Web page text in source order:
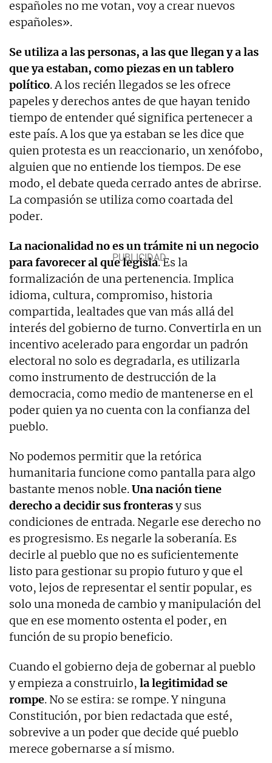
españoles no me votan, voy a crear nuevos
españoles».
Se utiliza a las personas, a las que llegan y a las
que ya estaban, como piezas en un tablero
político. A los recién llegados se les ofrece
papeles y derechos antes de que hayan tenido
tiempo de entender qué significa pertenecer a
este país. A los que ya estaban se les dice que
quien protesta es un reaccionario, un xenófobo,
alguien que no entiende los tiempos. De ese
modo, el debate queda cerrado antes de abrirse.
La compasión se utiliza como coartada del
poder.
La nacionalidad no es un trámite ni un negocio
para favorecer al que legisla. Es la
formalización de una pertenencia. Implica
idioma, cultura, compromiso, historia
compartida, lealtades que van más allá del
interés del gobierno de turno. Convertirla en un
incentivo acelerado para engordar un padrón
electoral no solo es degradarla, es utilizarla
como instrumento de destrucción de la
democracia, como medio de mantenerse en el
poder quien ya no cuenta con la confianza del
pueblo.
No podemos permitir que la retórica
humanitaria funcione como pantalla para algo
bastante menos noble.Una nación tiene
derecho a decidir sus fronterasy sus
condiciones de entrada. Negarle ese derecho no
es progresismo. Es negarle la soberanía. Es
decirle al pueblo que no es suficientemente
listo para gestionar su propio futuro y que el
voto, lejos de representar el sentir popular, es
solo una moneda de cambio y manipulación del
que en ese momento ostenta el poder, en
función de su propio beneficio.
Cuando el gobierno deja de gobernar al pueblo
y empieza a construirlo, la legitimidad se
rompe. No se estira: se rompe. Y ninguna
Constitución, por bien redactada que esté,
sobrevive a un poder que decide qué pueblo
merece gobernarse a sí mismo.